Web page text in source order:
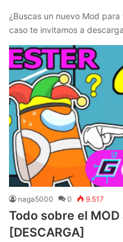
¿Buscas un nuevo Mod
caso te invitamos a
naga5000 0 9.517
Todo sobre el
[DESCARGA]